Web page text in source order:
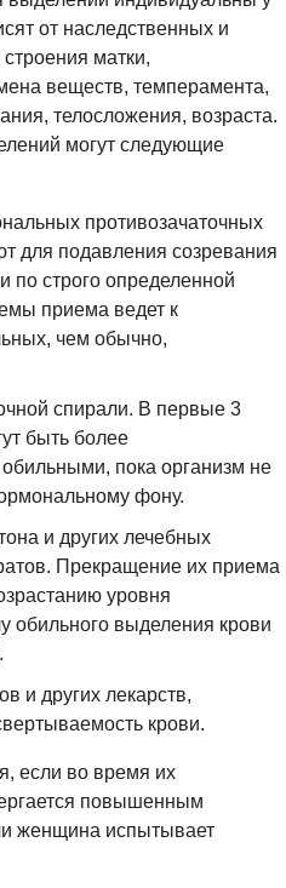
от наследственных и
матки,
веществ, темперамента,
телосложения, возраста.
могут следующие
противозачаточных
для подавления созревания
по строго определенной
приема ведет к
чем обычно,
спирали. В первые 3
быть более
пока организм не
фону.
и других лечебных
Прекращение их приема
уровня
обильного выделения крови
и других лекарств,
крови.
если во время их
повышенным
женщина испытывает